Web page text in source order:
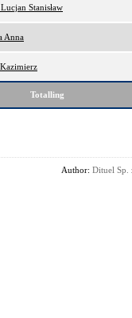
Stanisław
Anna
Totalling
Author: Dituel Sp.